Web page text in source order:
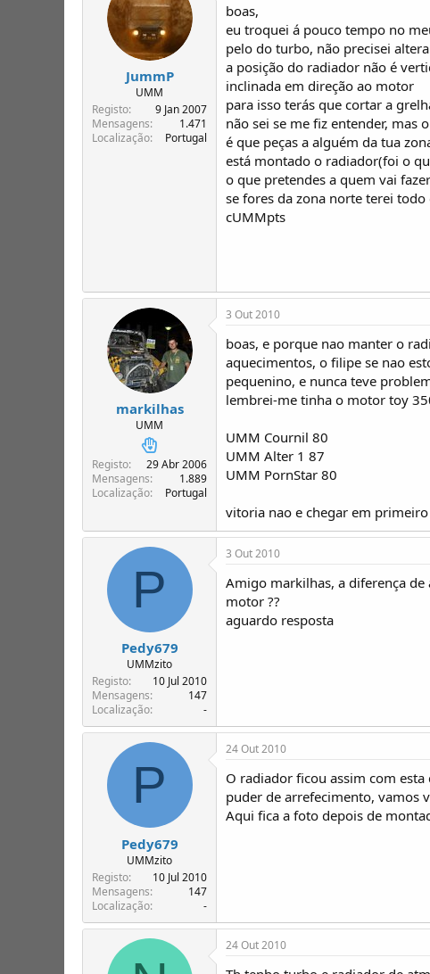
JummP
UMM
Registo
9 Jan 2007
Mensagens
1.471
Localização
Portugal
boas,
eu troquei á pouco tempo no
pelo do turbo, não precisei
a posição do radiador não é
inclinada em direção ao motor
para isso terás que cortar a
não sei se me fiz entender, mas
é que peças a alguém da tua
está montado o radiador(foi o
o que pretendes a quem vai
se fores da zona norte terei
cUMMpts
markilhas
UMM
Registo
29 Abr 2006
Mensagens
1.889
Localização
Portugal
3 Out 2010
boas, e porque nao manter o
aquecimentos, o filipe se nao
pequenino, e nunca teve
lembrei-me tinha o motor toy
UMM Cournil 80
UMM Alter 1 87
UMM PornStar 80
vitoria nao e chegar em
P
Pedy679
UMMzito
Registo
10 Jul 2010
Mensagens
147
Localização
-
3 Out 2010
Amigo markilhas, a diferença
motor ??
aguardo resposta
P
Pedy679
UMMzito
Registo
10 Jul 2010
Mensagens
147
Localização
-
24 Out 2010
O radiador ficou assim com
puder de arrefecimento, vamos
Aqui fica a foto depois de
24 Out 2010